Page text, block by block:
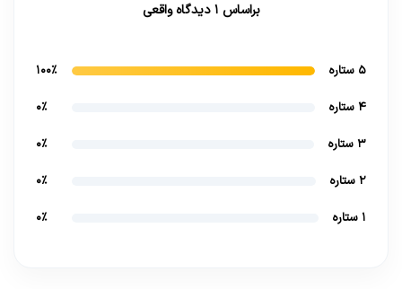
براساس 1 دیدگاه واقعی
5 ستاره 100%
4 ستاره 0%
3 ستاره 0%
2 ستاره 0%
1 ستاره 0%